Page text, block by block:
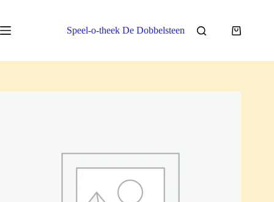
de
inhoud
Speel-o-theek De Dobbelsteen